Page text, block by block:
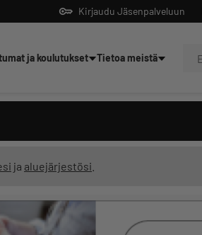
Kirjaudu Jäsenpalveluun
ja koulutukset Tietoa meistä
ja aluejärjestösi